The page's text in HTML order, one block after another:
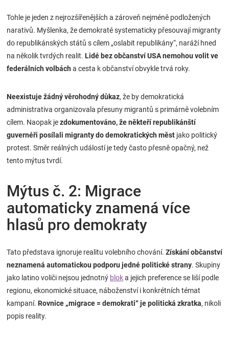
Tohle je jeden z nejrozšířenějších a zároveň nejméně podložených
narativů. Myšlenka, že demokraté systematicky přesouvají migranty
do republikánských států s cílem „oslabit republikány“, naráží hned
na několik tvrdých realit. Lidé bez občanství USA nemohou volit ve
federálních volbácha cesta k občanství obvykle trvá roky.
Neexistuje žádný věrohodný důkaz, že by demokratická
administrativa organizovala přesuny migrantů s primárně volebním
cílem. Naopak jezdokumentováno, že někteří republikánští
guvernéři posílali migranty do demokratických měst jako politický
protest. Směr reálných událostí je tedy často přesně opačný, než
tento mýtus tvrdí.
Mýtus č. 2: Migrace
automaticky znamená více
hlasů pro demokraty
Tato představa ignoruje realitu volebního chování. Získání občanství
neznamená automatickou podporu jedné politické strany. Skupiny
jako latino voliči nejsou jednotný bloka jejich preference se liší podle
regionu, ekonomické situace, náboženství i konkrétních témat
kampaní. Rovnice „migrace = demokrati“ je politická zkratka, nikoli
popis reality.